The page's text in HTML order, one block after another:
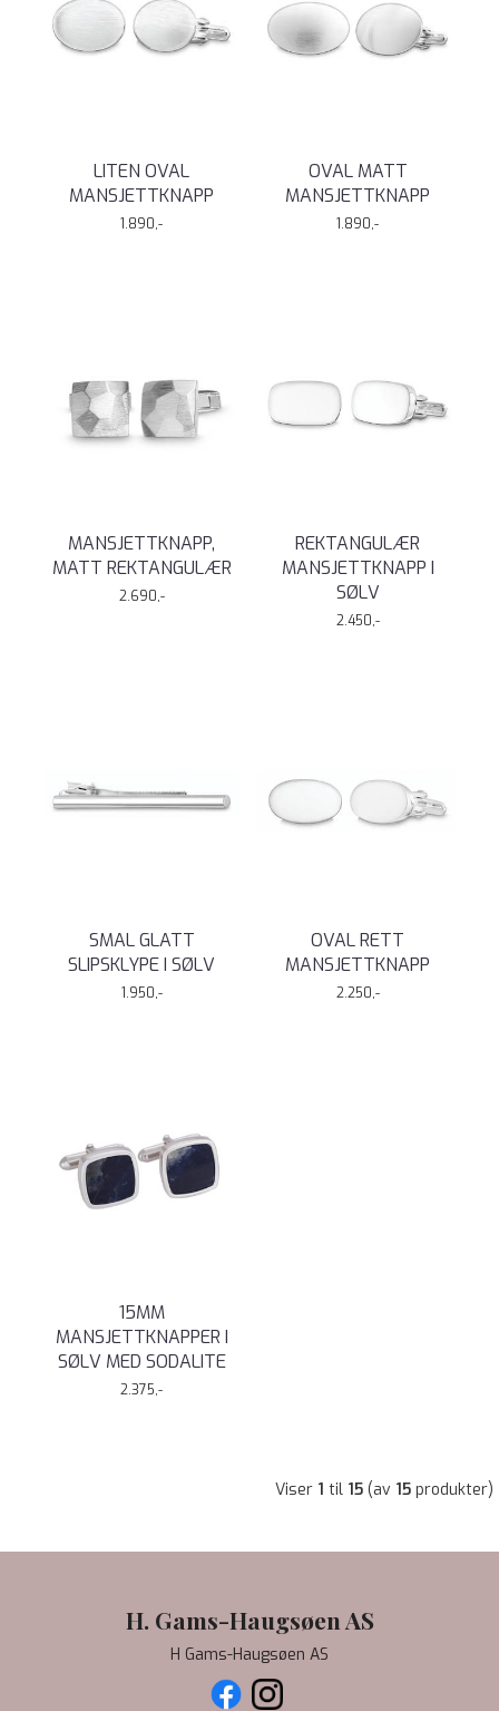
LITEN OVAL
MANSJETTKNAPP
1.890,-
OVAL MATT
MANSJETTKNAPP
1.890,-
MANSJETTKNAPP,
MATT REKTANGULÆR
2.690,-
REKTANGULÆR
MANSJETTKNAPP I
SØLV
2.450,-
SMAL GLATT
SLIPSKLYPE I SØLV
1.950,-
OVAL RETT
MANSJETTKNAPP
2.250,-
15MM
MANSJETTKNAPPER I
SØLV MED SODALITE
2.375,-
Viser 1 til 15 (av 15 produkter)
H. Gams-Haugsøen AS
H Gams-Haugsøen AS